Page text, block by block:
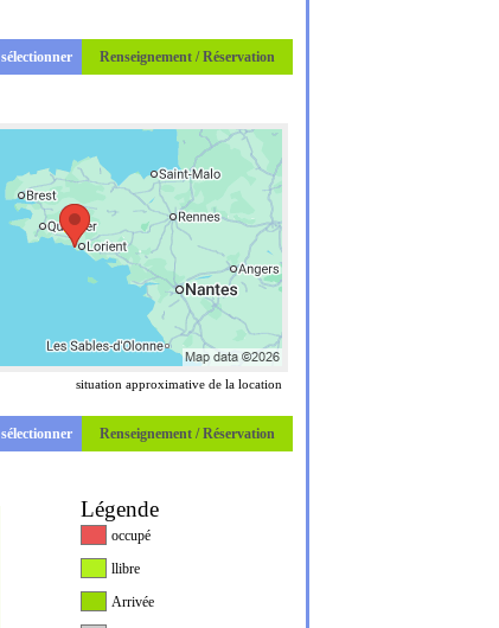
Renseignement / Réservation
sélectionner
situation approximative de la location
Renseignement / Réservation
sélectionner
Légende
occupé
llibre
Arrivée